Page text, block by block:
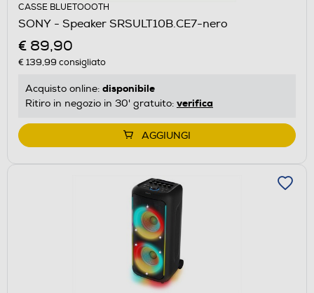
CASSE BLUETOOOTH
SONY - Speaker SRSULT10B.CE7-nero
€ 89,90
€ 139,99 consigliato
Acquisto online: disponibile
Ritiro in negozio in 30' gratuito: verifica
AGGIUNGI